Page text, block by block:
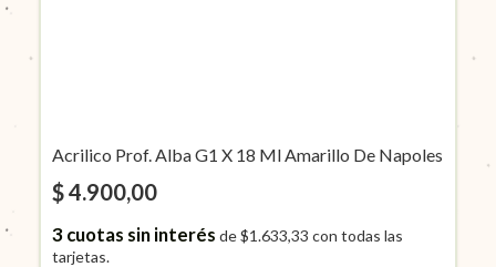
Acrilico Prof. Alba G1 X 18 Ml Amarillo De Napoles
$ 4.900,00
3cuotas sin interés de$1.633,33 con todas las
tarjetas.